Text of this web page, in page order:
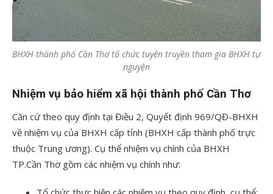
BHXH thành phố Cần Thơ tổ chức tuyên truyền tham gia BHXH tự
nguyện
Nhiệm vụ bảo hiểm xã hội thành phố Cần Thơ
Căn cứ theo quy định tại Điều 2, Quyết định 969/QĐ-BHXH
về nhiệm vụ của BHXH cấp tỉnh (BHXH cấp thành phố trực
thuộc Trung ương). Cụ thể nhiệm vụ chính của BHXH
TP.Cần Thơ gồm các nhiệm vụ chính như: